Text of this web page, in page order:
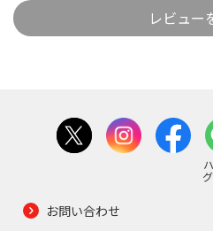
レビュー
お問い合わせ